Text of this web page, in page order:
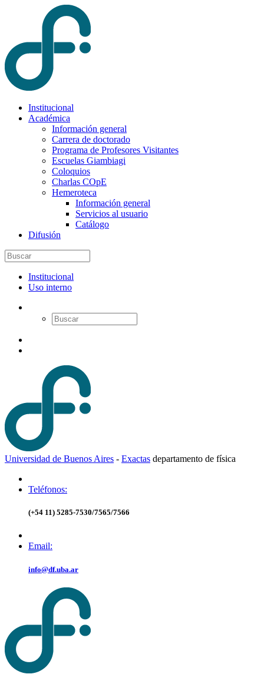
Institucional
Académica
Información general
Carrera de doctorado
Programa de Profesores Visitantes
Escuelas Giambiagi
Coloquios
Charlas COpE
Hemeroteca
Información general
Servicios al usuario
Catálogo
Difusión
Institucional
Uso interno
Universidad de Buenos Aires - Exactas departamento de física
Teléfonos:
(+54 11) 5285-7530/7565/7566
Email:
info@df.uba.ar